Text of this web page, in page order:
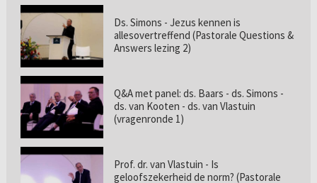
Ds. Simons - Jezus kennen is
allesovertreffend (Pastorale Questions &
Answers lezing 2)
Q&A met panel: ds. Baars - ds. Simons -
ds. van Kooten - ds. van Vlastuin
(vragenronde 1)
Prof. dr. van Vlastuin - Is
geloofszekerheid de norm? (Pastorale